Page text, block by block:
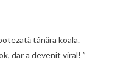
tânăra koala.
dar a devenit viral! ”